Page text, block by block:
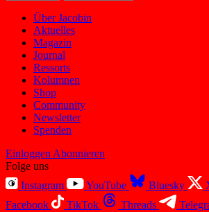
Über Jacobin
Aktuelles
Magazin
Journal
Ressorts
Kolumnen
Shop
Community
Newsletter
Spenden
Einloggen Abonnieren
Folge uns
Instagram
YouTube Bluesky
Facebook
TikTok Threads